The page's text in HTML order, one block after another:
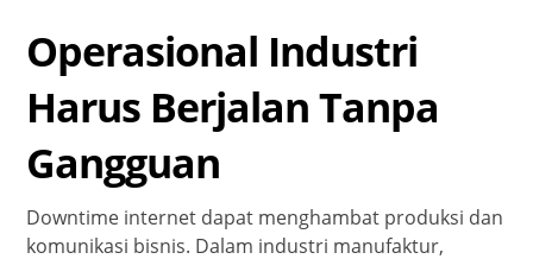
Operasional Industri
Harus Berjalan Tanpa
Gangguan
Downtime internet dapat menghambat produksi dan
komunikasi bisnis. Dalam industri manufaktur,